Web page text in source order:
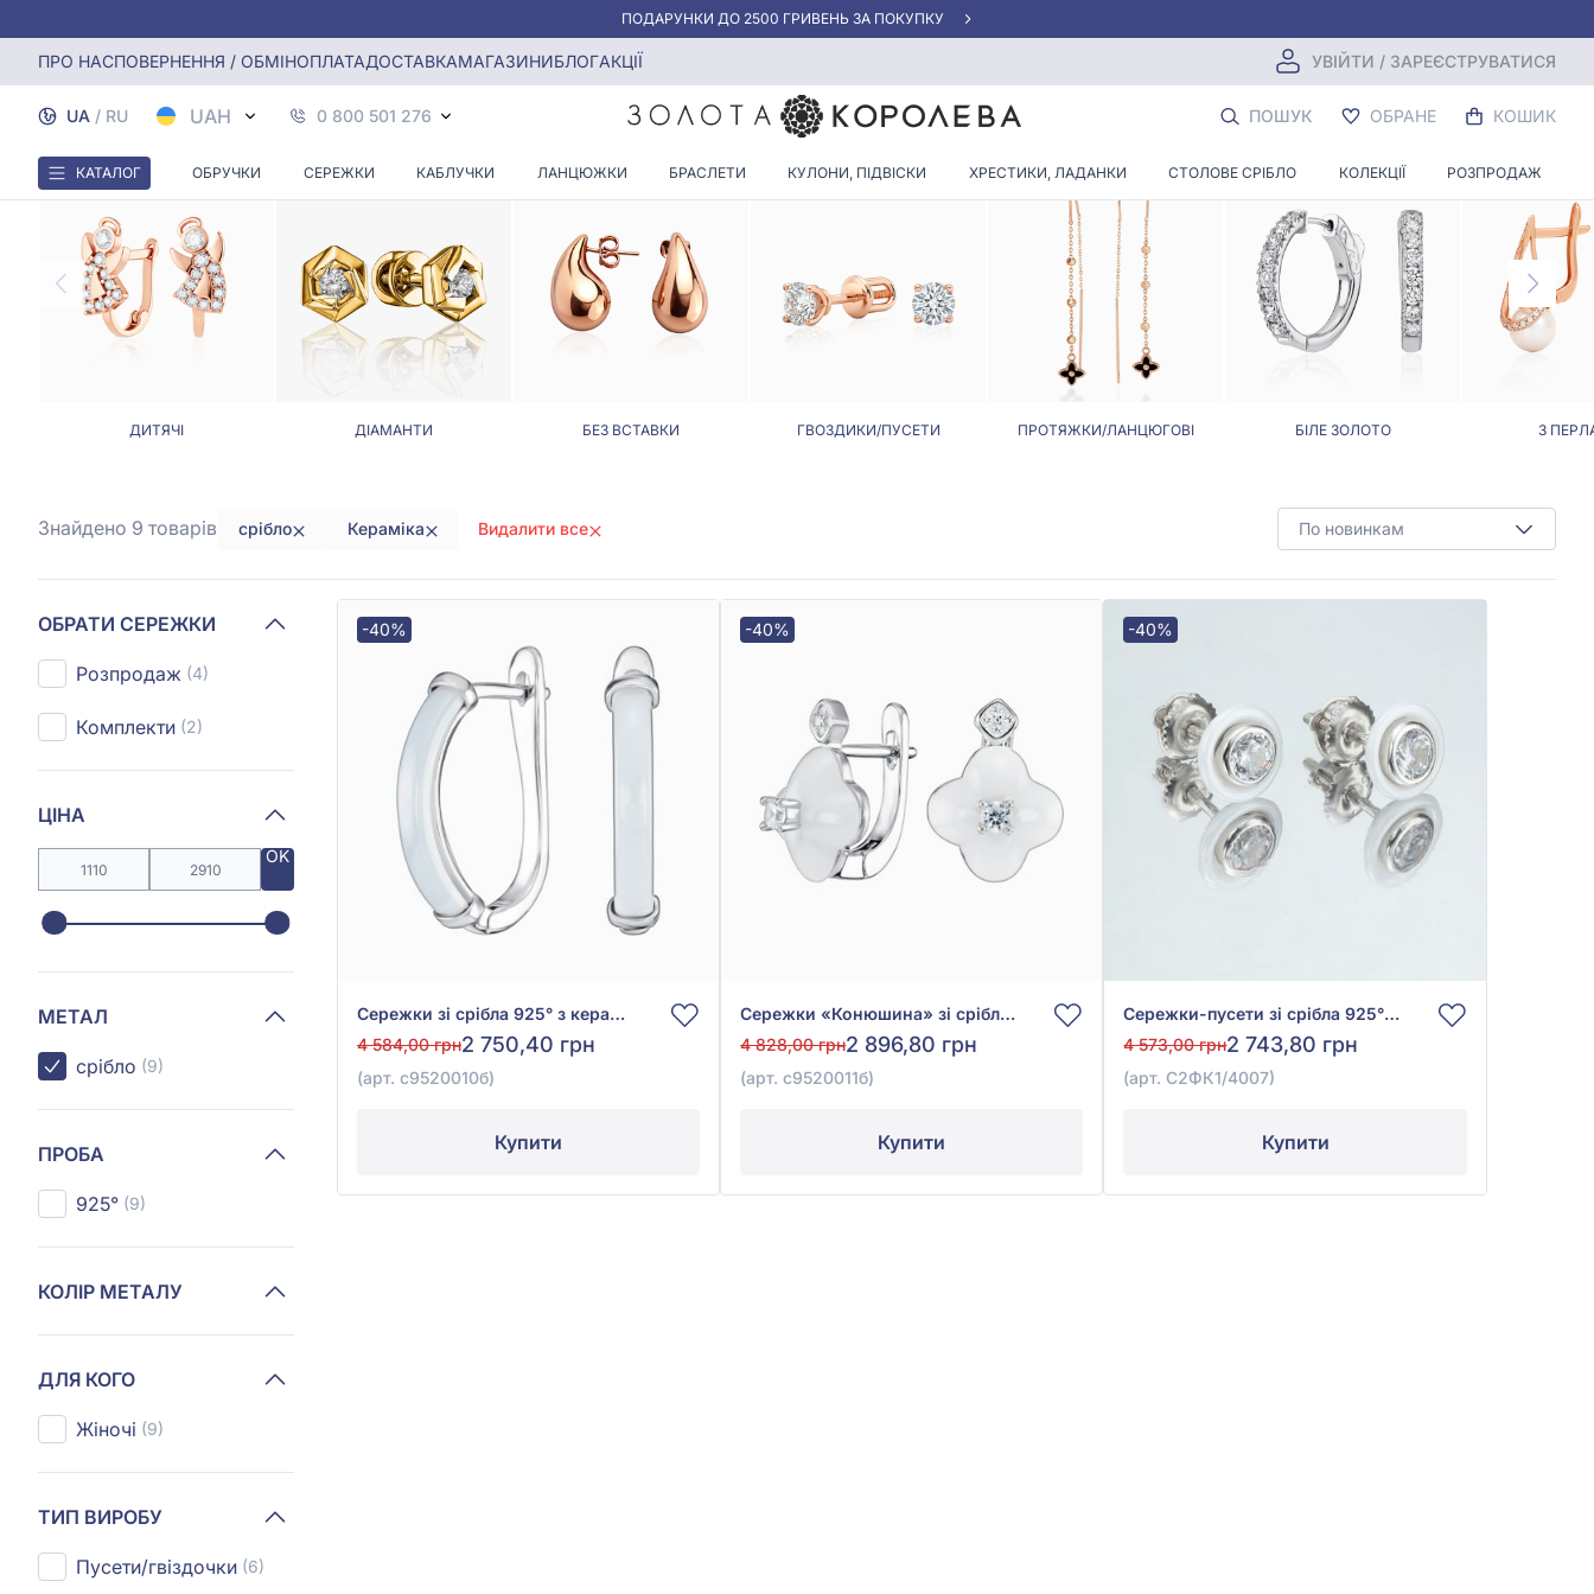
«КРАЩА ЦІНА» ВІД 5945 ГРН/ГРАМ
ПРО НАСПОВЕРНЕННЯ / ОБМІНОПЛАТАДОСТАВКАМАГАЗИНИБЛОГАКЦІЇ УВІЙТИ / ЗАРЕЄСТРУВАТИСЯ
UA / RU UAH 0 800 501 276 ПОШУК ОБРАНЕ КОШИК
КАТАЛОГ ОБРУЧКИ СЕРЕЖКИ КАБЛУЧКИ ЛАНЦЮЖКИ БРАСЛЕТИ КУЛОНИ, ПІДВІСКИ ХРЕСТИКИ, ЛАДАНКИ СТОЛОВЕ СРІБЛО КОЛЕКЦІЇ РОЗПРОДАЖ
Головна Сережки Срібні сережки з керамікою
СРІБНІ СЕРЕЖКИ З КЕРАМІКОЮ
ДИТЯЧІ ДІАМАНТИ БЕЗ ВСТАВКИ ГВОЗДИКИ/ПУСЕТИ ПРОТЯЖКИ/ЛАНЦЮГОВІ БІЛЕ ЗОЛОТО З
По новинкам
Знайдено 9 товарів срібло Кераміка Видалити все
ОБРАТИ СЕРЕЖКИ
Розпродаж (4)
Комплекти (2)
ЦІНА
OK
МЕТАЛ
срібло (9)
ПРОБА
925° (9)
КОЛІР МЕТАЛУ
ДЛЯ КОГО
Жіночі (9)
ТИП ВИРОБУ
Пусети/гвіздочки (6)
-40%
Сережки зі срібла 925° з керамікою, арт. с9520010б
4 584,00 грн2 750,40 грн
(арт. с9520010б)
Купити
-40%
Сережки «Конюшина» зі срібла 925° з фіанітом/куб.цирконієм та керамікою, арт. с9520011б
4 828,00 грн2 896,80 грн
(арт. с9520011б)
Купити
-40%
Сережки-пусети зі срібла 925° з фіанітом та керамікою, арт. С2ФК1/4007
4 573,00 грн2 743,80 грн
(арт. С2ФК1/4007)
Купити